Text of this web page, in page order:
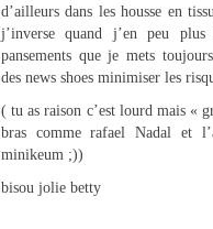
d’ailleurs dans les housse en
j’inverse quand j’en peu
pansements que je mets
des news shoes minimiser les
( tu as raison c’est lourd mais «
bras comme rafael Nadal et
minikeum ;))
bisou jolie betty